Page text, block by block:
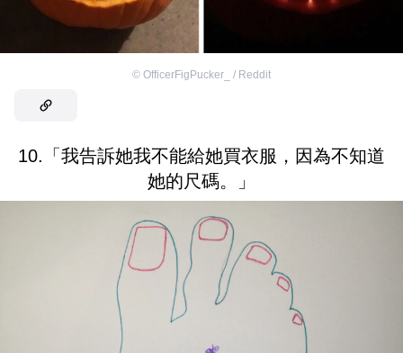
© OfficerFigPucker_ / Reddit
10.「我告訴她我不能給她買衣服，因為不知道
她的尺碼。」